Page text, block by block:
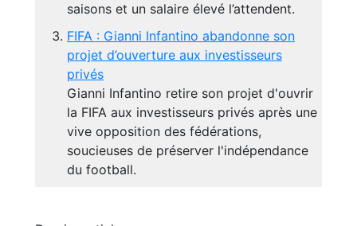
saisons et un salaire élevé l’attendent.
FIFA : Gianni Infantino abandonne son
projet d’ouverture aux investisseurs
privés
Gianni Infantino retire son projet d'ouvrir
la FIFA aux investisseurs privés après une
vive opposition des fédérations,
soucieuses de préserver l'indépendance
du football.